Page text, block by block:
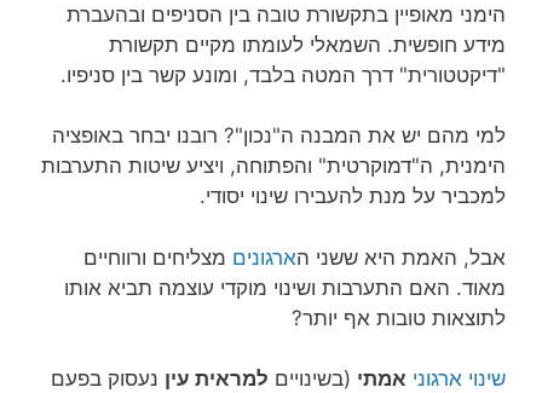
הימני מאופיין בתקשורת טובה בין הסניפים ובהעברת
מידע חופשית. השמאלי לעומתו מקיים תקשורת
"דיקטטורית" דרך המטה בלבד, ומונע קשר בין סניפיו.
למי מהם יש את המבנה ה"נכון"? רובנו יבחר באופציה
הימנית, ה"דמוקרטית" והפתוחה, ויציע שיטות התערבות
למכביר על מנת להעבירו שינוי יסודי.
אבל, האמת היא ששני הארגונים מצליחים ורווחיים
מאוד. האם התערבות ושינוי מוקדי עוצמה תביא אותו
לתוצאות טובות אף יותר?
שינוי ארגוני אמתי (בשינויים למראית עין נעסוק בפעם